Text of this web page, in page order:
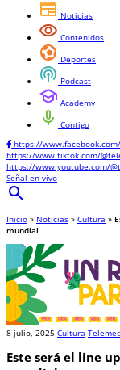
newspaper Noticias
visibility Contenidos
sports_and_outdoors Deportes
podcasts Podcast
school Academy
mic Contigo
https://
https://www.tiktok.com/
https://www.youtube.com/
Señal en vivo
search
Inicio » Noticias » Cultura »
mundial
8 julio, 2025 Cultura
Este será el line